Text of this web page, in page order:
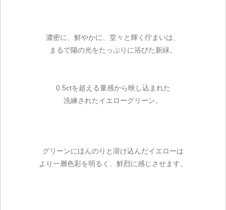
濃密に、鮮やかに、堂々と輝く佇まいは、
まるで陽の光をたっぷりに浴びた新緑。
0.5ctを超える量感から映し込まれた
洗練されたイエローグリーン。
グリーンにほんのりと溶け込んだイエローは
より一層色彩を明るく、鮮烈に感じさせます。